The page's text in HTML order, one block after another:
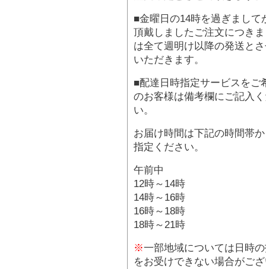
■金曜日の14時を過ぎまして
頂戴しましたご注文につき
は全て週明け以降の発送と
いただきます。
■配達日時指定サービスをご
のお客様は備考欄にご記入
い。
お届け時間は下記の時間帯
指定ください。
午前中
12時～14時
14時～16時
16時～18時
18時～21時
※一部地域については日時
をお受けできない場合がご